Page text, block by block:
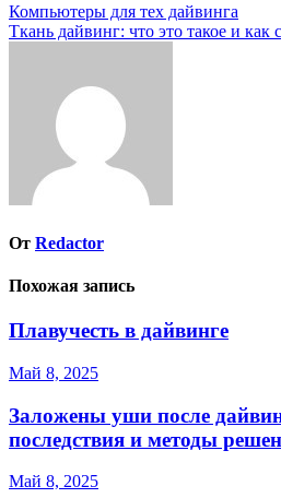
Навигация
по
Компьютеры для тех дайвинга
Ткань дайвинг: что это такое и как
От Redactor
Похожая запись
Плавучесть в дайвинге
Май 8, 2025
Заложены уши после
последствия и методы
Май 8, 2025